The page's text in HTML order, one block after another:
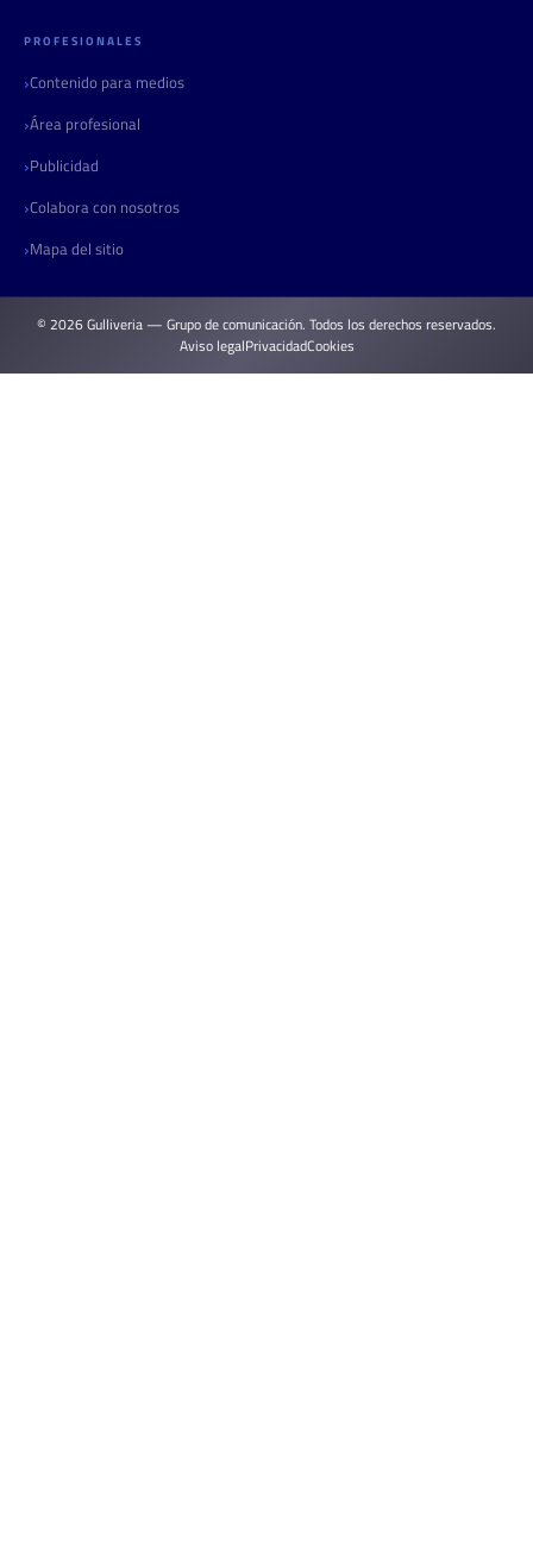
PROFESIONALES
Contenido para medios
Área profesional
Publicidad
Colabora con nosotros
Mapa del sitio
© 2026 Gulliveria — Grupo de comunicación. Todos los derechos reservados.
Aviso legalPrivacidadCookies